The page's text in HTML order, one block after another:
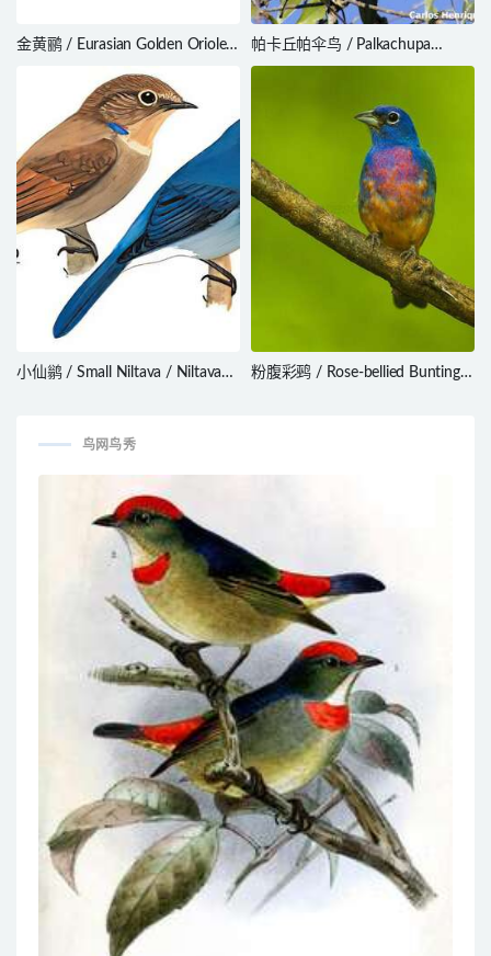
金黄鹂 / Eurasian Golden Oriole /
帕卡丘帕伞鸟 / Palkachupa
Cotinga / Phibalura boliviana
小仙鹟 / Small Niltava / Niltava
粉腹彩鹀 / Rose-bellied Bunting /
鸟网鸟秀